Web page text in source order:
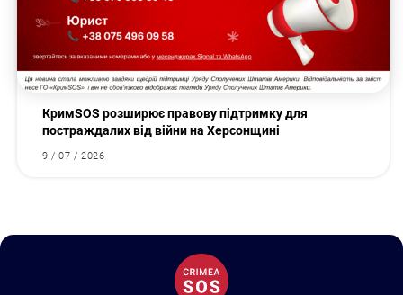
КримSOS розширює правову підтримку для
постраждалих від війни на Херсонщині
9 / 07 / 2026